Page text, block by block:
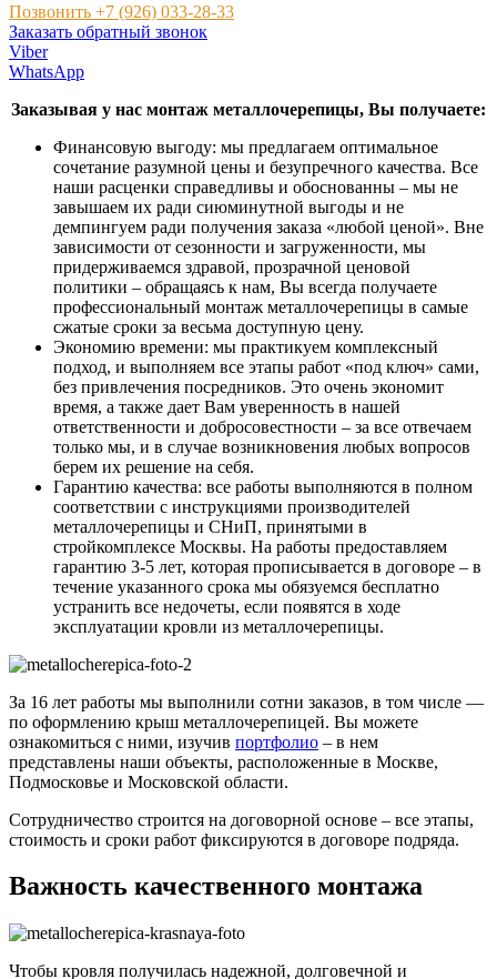
Позвонить +7 (926) 033-28-33
Заказать обратный звонок
Viber
WhatsApp
Заказывая у нас монтаж металлочерепицы, Вы получаете:
Финансовую выгоду: мы предлагаем оптимальное
сочетание разумной цены и безупречного качества. Все
наши расценки справедливы и обоснованны – мы не
завышаем их ради сиюминутной выгоды и не
демпингуем ради получения заказа «любой ценой». Вне
зависимости от сезонности и загруженности, мы
придерживаемся здравой, прозрачной ценовой
политики – обращаясь к нам, Вы всегда получаете
профессиональный монтаж металлочерепицы в самые
сжатые сроки за весьма доступную цену.
Экономию времени: мы практикуем комплексный
подход, и выполняем все этапы работ «под ключ» сами,
без привлечения посредников. Это очень экономит
время, а также дает Вам уверенность в нашей
ответственности и добросовестности – за все отвечаем
только мы, и в случае возникновения любых вопросов
берем их решение на себя.
Гарантию качества: все работы выполняются в полном
соответствии с инструкциями производителей
металлочерепицы и СНиП, принятыми в
стройкомплексе Москвы. На работы предоставляем
гарантию 3-5 лет, которая прописывается в договоре – в
течение указанного срока мы обязуемся бесплатно
устранить все недочеты, если появятся в ходе
эксплуатации кровли из металлочерепицы.
За 16 лет работы мы выполнили сотни заказов, в том числе —
по оформлению крыш металлочерепицей. Вы можете
ознакомиться с ними, изучив портфолио – в нем
представлены наши объекты, расположенные в Москве,
Подмосковье и Московской области.
Сотрудничество строится на договорной основе – все этапы,
стоимость и сроки работ фиксируются в договоре подряда.
Важность качественного монтажа
Чтобы кровля получилась надежной, долговечной и